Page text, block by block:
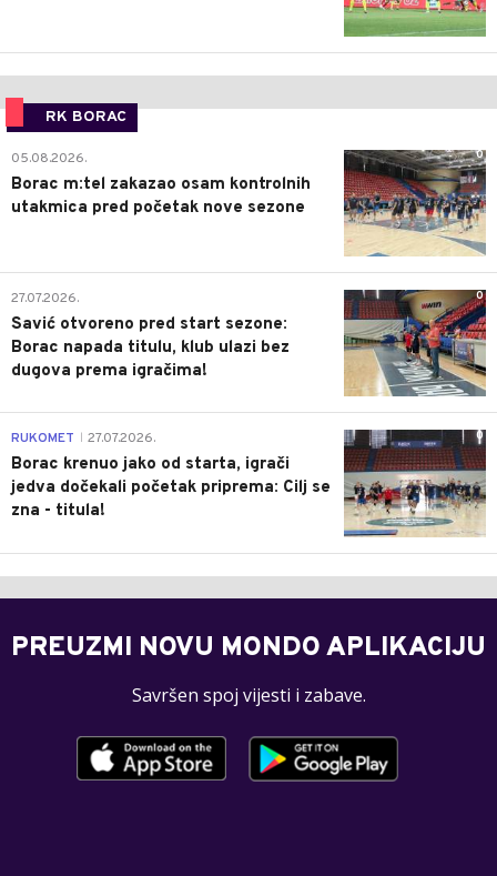
RK BORAC
0
05.08.2026.
Borac m:tel zakazao osam kontrolnih
utakmica pred početak nove sezone
0
27.07.2026.
Savić otvoreno pred start sezone:
Borac napada titulu, klub ulazi bez
dugova prema igračima!
0
RUKOMET 27.07.2026.
Borac krenuo jako od starta, igrači
jedva dočekali početak priprema: Cilj se
zna - titula!
PREUZMI NOVU MONDO APLIKACIJU
Savršen spoj vijesti i zabave.